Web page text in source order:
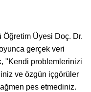
Üyesi Doç. Dr.
gerçek veri
"Kendi problemlerinizi
ve özgün içgörüler
pes etmediniz.